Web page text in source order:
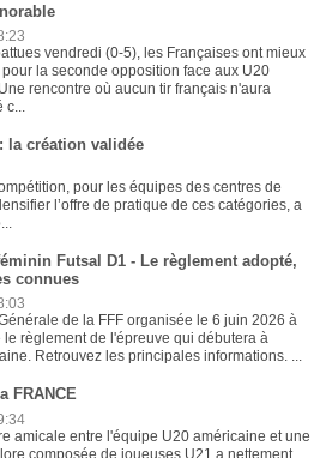
vendredi (0-5), les Françaises ont mieux
la seconde opposition face aux U20
rencontre où aucun tir français n'aura
c...
la création validée
pour les équipes des centres de
l’offre de pratique de ces catégories, a
Futsal D1 - Le règlement adopté,
connues
de la FFF organisée le 6 juin 2026 à
le règlement de l'épreuve qui débutera à
Retrouvez les principales informations. ...
FRANCE
amicale entre l'équipe U20 américaine et une
composée de joueuses U21 a nettement